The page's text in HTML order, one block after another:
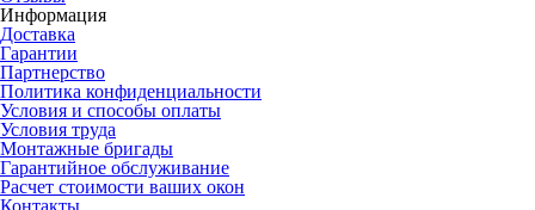
Информация
Доставка
Гарантии
Партнерство
Политика конфиденциальности
Условия и способы оплаты
Условия труда
Монтажные бригады
Гарантийное обслуживание
Расчет стоимости ваших окон
Контакты